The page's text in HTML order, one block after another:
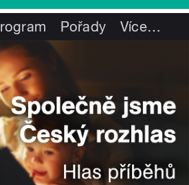
Pořady Více…